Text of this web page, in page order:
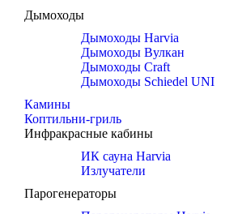
Дымоходы
Дымоходы Harvia
Дымоходы Вулкан
Дымоходы Craft
Дымоходы Schiedel UNI
Камины
Коптильни-гриль
Инфракрасные кабины
ИК сауна Harvia
Излучатели
Парогенераторы